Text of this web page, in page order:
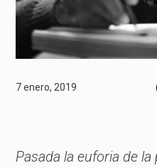
7 enero, 2019
Pasada la euforia de la